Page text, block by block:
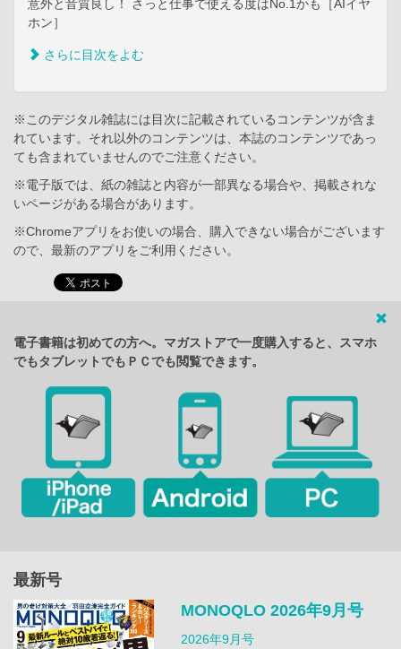
意外と音質良し！ さっと仕事で使える度はNo.1かも［AIイヤ
ホン］
さらに目次をよむ
※このデジタル雑誌には目次に記載されているコンテンツが含ま
れています。それ以外のコンテンツは、本誌のコンテンツであっ
ても含まれていませんのでご注意ください。
※電子版では、紙の雑誌と内容が一部異なる場合や、掲載されな
いページがある場合があります。
※Chromeアプリをお使いの場合、購入できない場合がございます
ので、最新のアプリをご利用ください。
電子書籍は初めての方へ。マガストアで一度購入すると、スマホ
でもタブレットでもＰＣでも閲覧できます。
最新号
MONOQLO 2026年9月号
2026年9月号